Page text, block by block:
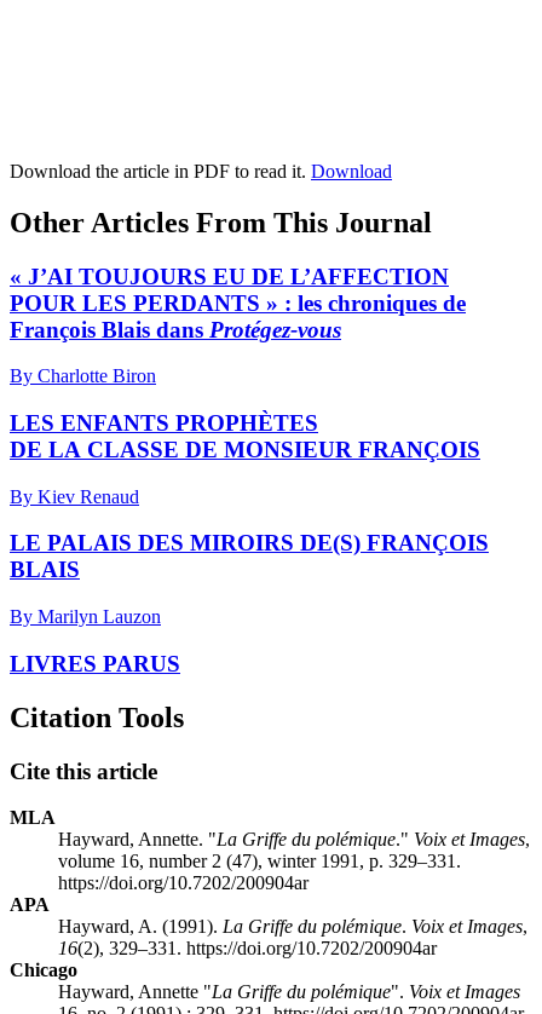
Download the article in PDF to read it. Download
Other Articles From This Journal
« J’AI TOUJOURS EU DE L’AFFECTION
POUR LES PERDANTS » : les chroniques de
François Blais dans Protégez-vous
By Charlotte Biron
LES ENFANTS PROPHÈTES
DE LA CLASSE DE MONSIEUR FRANÇOIS
By Kiev Renaud
LE PALAIS DES MIROIRS DE(S) FRANÇOIS
BLAIS
By Marilyn Lauzon
LIVRES PARUS
Citation Tools
Cite this article
MLA
Hayward, Annette. "La Griffe du polémique." Voix et Images,
volume 16, number 2 (47), winter 1991, p. 329–331.
https://doi.org/10.7202/200904ar
APA
Hayward, A. (1991). La Griffe du polémique. Voix et Images,
16(2), 329–331. https://doi.org/10.7202/200904ar
Chicago
Hayward, Annette "La Griffe du polémique". Voix et Images